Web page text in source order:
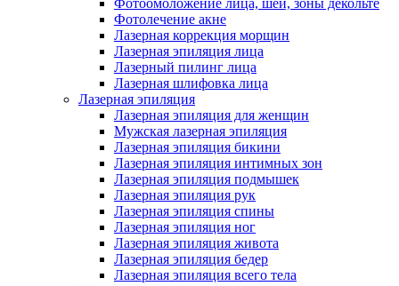
Фотоомоложение лица, шеи, зоны декольте
Фотолечение акне
Лазерная коррекция морщин
Лазерная эпиляция лица
Лазерный пилинг лица
Лазерная шлифовка лица
Лазерная эпиляция
Лазерная эпиляция для женщин
Мужская лазерная эпиляция
Лазерная эпиляция бикини
Лазерная эпиляция интимных зон
Лазерная эпиляция подмышек
Лазерная эпиляция рук
Лазерная эпиляция спины
Лазерная эпиляция ног
Лазерная эпиляция живота
Лазерная эпиляция бедер
Лазерная эпиляция всего тела